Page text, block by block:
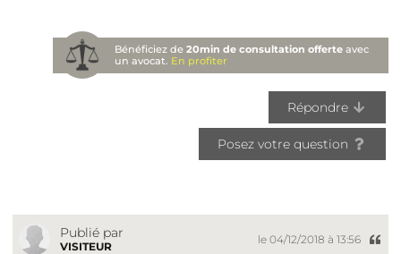
Bénéficiez de20min de consultation offerte avec
un avocat. En profiter
Répondre
Posez votre question
Publié par
VISITEUR
le 04/12/2018 à 13:56